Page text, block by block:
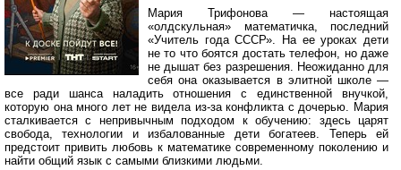
Мария Трифонова — настоящая
«олдскульная» математичка, последний
«Учитель года СССР». На ее уроках дети
не то что боятся достать телефон, но даже
не дышат без разрешения. Неожиданно для
себя она оказывается в элитной школе —
все ради шанса наладить отношения с единственной внучкой,
которую она много лет не видела из-за конфликта с дочерью. Мария
сталкивается с непривычным подходом к обучению: здесь царят
свобода, технологии и избалованные дети богатеев. Теперь ей
предстоит привить любовь к математике современному поколению и
найти общий язык с самыми близкими людьми.